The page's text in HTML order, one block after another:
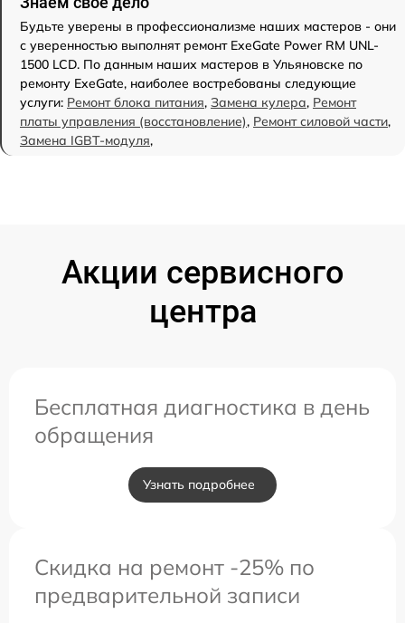
Будьте уверены в профессионализме наших мастеров - они
с уверенностью выполнят ремонт ExeGate Power RM UNL-
1500 LCD. По данным наших мастеров в Ульяновске по
ремонту ExeGate, наиболее востребованы следующие
услуги: Ремонт блока питания, Замена кулера, Ремонт
платы управления (восстановление), Ремонт силовой части,
Замена IGBT-модуля,
Акции сервисного
центра
Бесплатная диагностика в день
обращения
Узнать подробнее
Скидка на ремонт -25% по
предварительной записи